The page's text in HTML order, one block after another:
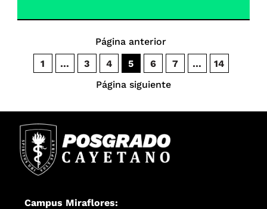
Página anterior
1
… 3 4 5 6 7 …
14
Página siguiente
Campus Miraflores: